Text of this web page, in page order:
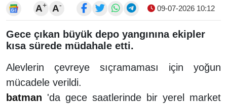
A+ A- 09-07-2026 10:12
Gece çıkan büyük depo yangınına ekipler
kısa sürede müdahale etti.
Alevlerin çevreye sıçramaması için yoğun
mücadele verildi.
batman 'da gece saatlerinde bir yerel market